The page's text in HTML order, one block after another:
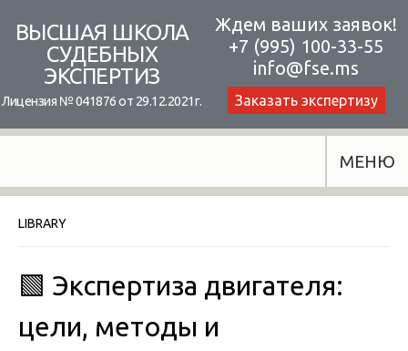
content
ВЫСШАЯ ШКОЛА
СУДЕБНЫХ
ЭКСПЕРТИЗ
Лицензия № 041876 от 29.12.2021г.
Ждем ваших заявок!
+7 (995) 100-33-55
info@fse.ms
Заказать экспертизу
МЕНЮ
LIBRARY
🟩 Экспертиза двигателя:
цели, методы и